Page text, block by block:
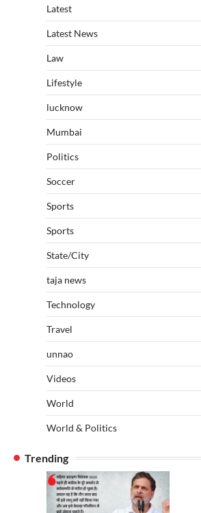
Latest
Latest News
Law
Lifestyle
lucknow
Mumbai
Politics
Soccer
Sports
Sports
State/City
taja news
Technology
Travel
unnao
Videos
World
World & Politics
Trending